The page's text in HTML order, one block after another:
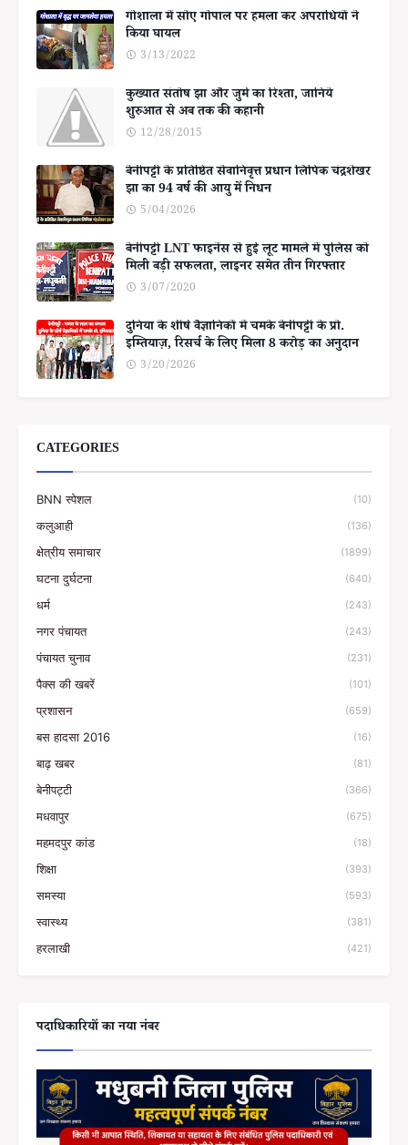
गोशाला में सोए गोपाल पर हमला कर अपराधियों ने
किया घायल
3/13/2022
कुख्यात संतोष झा और जुर्म का रिश्ता, जानिये
शुरुआत से अब तक की कहानी
12/28/2015
बेनीपट्टी के प्रतिष्ठित सेवानिवृत्त प्रधान लिपिक चंद्रशेखर
झा का 94 वर्ष की आयु में निधन
5/04/2026
बेनीपट्टी LNT फाइनेंस से हुई लूट मामले में पुलिस को
मिली बड़ी सफलता, लाइनर समेत तीन गिरफ्तार
3/07/2020
दुनिया के शीर्ष वैज्ञानिकों में चमके बेनीपट्टी के प्रो.
इम्तियाज़, रिसर्च के लिए मिला 8 करोड़ का अनुदान
3/20/2026
CATEGORIES
BNN स्पेशल (10)
कलुआही (136)
क्षेत्रीय समाचार (1899)
घटना दुर्घटना (640)
धर्म (243)
नगर पंचायत (243)
पंचायत चुनाव (231)
पैक्स की खबरें (101)
प्रशासन (659)
बस हादसा 2016 (16)
बाढ़ खबर (81)
बेनीपट्टी (366)
मधवापुर (675)
महमदपुर कांड (18)
शिक्षा (393)
समस्या (593)
स्वास्थ्य (381)
हरलाखी (421)
पदाधिकारियों का नया नंबर